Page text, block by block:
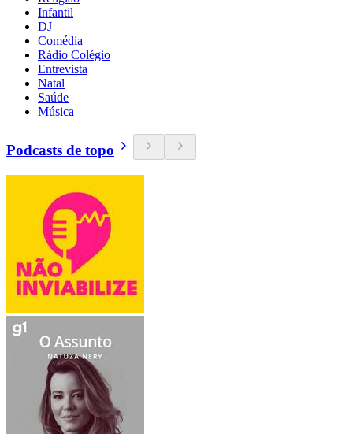
Infantil
DJ
Comédia
Rádio Colégio
Entrevista
Natal
Saúde
Música
Podcasts de topo